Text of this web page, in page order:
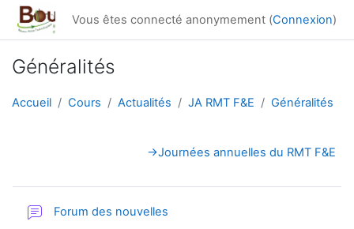
Passer au contenu principal
Vous êtes connecté anonymement (Connexion)
Généralités
Accueil Cours Actualités JA RMT F&E Généralités
Résumé de section
→Journées annuelles du RMT F&E
Forum des nouvelles